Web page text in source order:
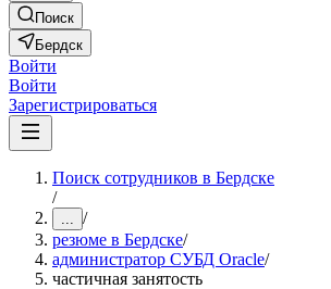
Поиск
Бердск
Войти
Войти
Зарегистрироваться
Поиск сотрудников в Бердске
/
... /
резюме в Бердске/
администратор СУБД Oracle/
частичная занятость